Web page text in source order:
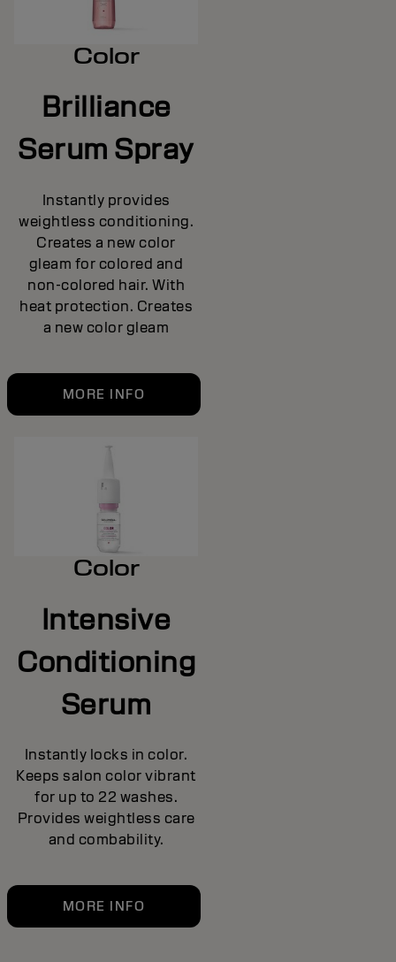
Color
Brilliance
Serum Spray
Instantly provides
weightless conditioning.
Creates a new color
gleam for colored and
non-colored hair. With
heat protection. Creates
a new color gleam
MORE INFO
Color
Intensive
Conditioning
Serum
Instantly locks in color.
Keeps salon color vibrant
for up to 22 washes.
Provides weightless care
and combability.
MORE INFO